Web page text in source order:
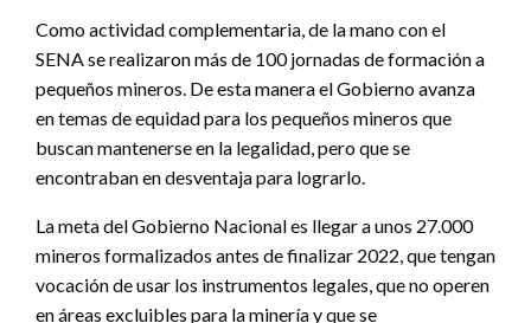
Como actividad complementaria, de la mano con el
SENA se realizaron más de 100 jornadas de formación a
pequeños mineros. De esta manera el Gobierno avanza
en temas de equidad para los pequeños mineros que
buscan mantenerse en la legalidad, pero que se
encontraban en desventaja para lograrlo.
La meta del Gobierno Nacional es llegar a unos 27.000
mineros formalizados antes de finalizar 2022, que tengan
vocación de usar los instrumentos legales, que no operen
en áreas excluibles para la minería y que se